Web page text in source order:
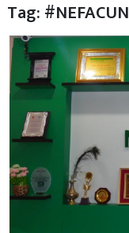
Tag: #NEFACUN